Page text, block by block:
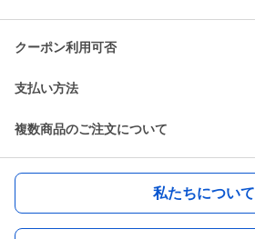
クーポン利用可否
支払い方法
複数商品のご注文について
私たちについて